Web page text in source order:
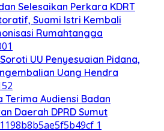
Selesaikan Perkara KDRT
Suami Istri Kembali
Rumahtangga
UU Penyesuaian Pidana,
Uang Hendra
Audiensi Badan
Daerah DPRD Sumut